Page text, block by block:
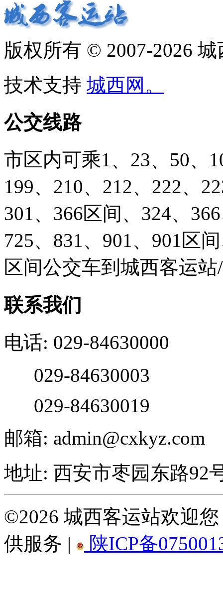
版权所有 © 2007-2026
技术支持 城西网。
公交线路
市区内可乘1、23、50、
199、210、212、222、
301、366区间、324、
725、831、901、901区
区间公交车到城西客运
联系我们
电话: 029-84630000
029-84630003
029-84630019
邮箱: admin@cxkyz.com
地址: 西安市枣园东路92
©2026 城西客运站欢迎
供服务 |
陕ICP备